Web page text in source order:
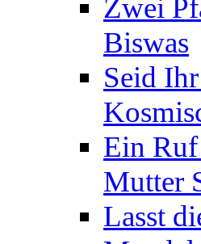
Zwei
Biswas
Seid
Ein
Mutter
Lasst